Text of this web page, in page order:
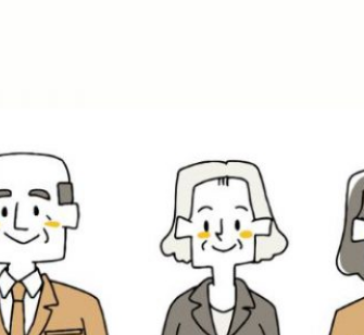
雇用保険 失業保険
教育訓練給付金